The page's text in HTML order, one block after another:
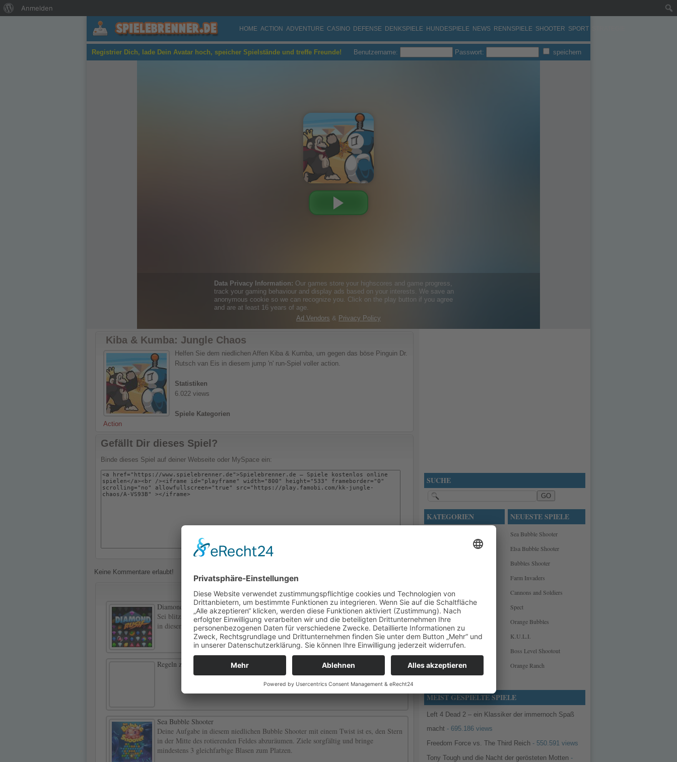
Kiba & Kumba:
HOME ACTION ADVENTURE CASINO DEFENSE DENKSPIELE HUNDESPIELE NEWS RENNSPIELE SHOOTER SPORT
Registrier Dich, lade Dein Avatar hoch, speicher Spielstände und treffe Freunde! Benutzername: Passwort: speichern
Kiba & Kumba: Jungle Chaos
Helfen Sie dem niedlichen Affen Kiba & Kumba, um gegen das böse Pinguin Dr.
Rutsch van Eis in diesem jump 'n' run-Spiel voller action.
Statistiken
6.022 views
Spiele Kategorien
Action
Gefällt Dir dieses Spiel?
Binde dieses Spiel auf deiner Webseite oder MySpace ein:
Keine Kommentare erlaubt!
MEHR SPIELE
Diamond Rush
Sei blitzschnell und bilde Kombinationen aus gleichfarbigen Edelsteinen! Schaffst du
in diesem zauberhaften Match3-Spiel einen neuen Highscore?
Regeln zur Sperrung von Online Games in der Schweiz
Sea Bubble Shooter
Deine Aufgabe in diesem niedlichen Bubble Shooter mit einem Twist ist es, den Stern
in der Mitte des rotierenden Feldes abzuräumen. Ziele sorgfältig und bringe
mindestens 3 gleichfarbige Blasen zum Platzen.
SUCHE
NEUESTE SPIELE
Sea Bubble Shooter
Elsa Bubble Shooter
Bubbles Shooter
Farm Invaders
Cannons and Soldiers
Spect
Orange Bubbles
K.U.L.I.
Boss Level Shootout
Orange Ranch
KATEGORIEN
Denkspiele
Hundespiele
News
Rennspiele
Shooter
Sport
MEIST GESPIELTE SPIELE
Left 4 Dead 2 – ein Klassiker der immernoch Spaß
macht - 695.186 views
Freedom Force vs. The Third Reich - 550.591 views
Tony Tough und die Nacht der gerösteten Motten -
Über
Anmelden